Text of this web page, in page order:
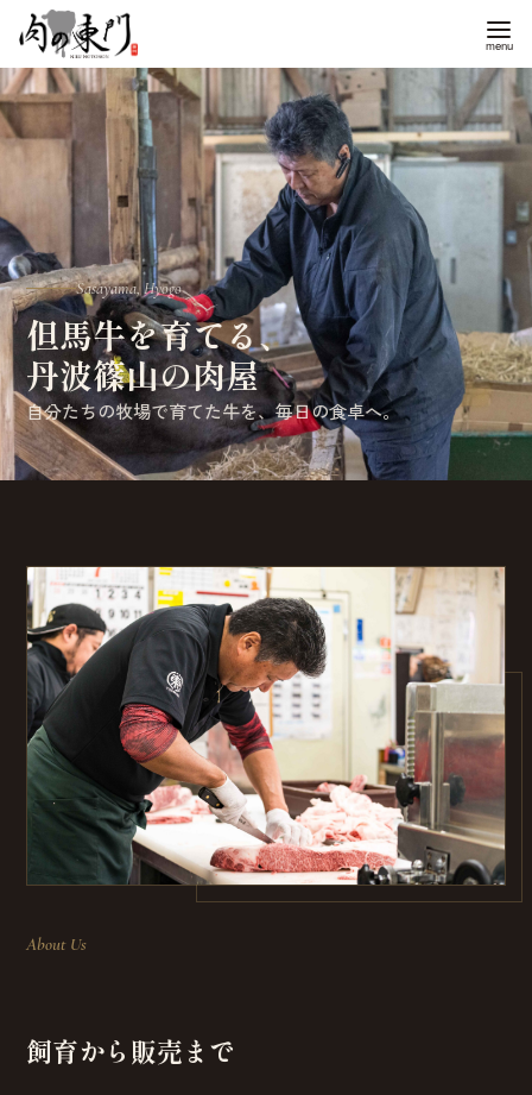
テ
ン
ツ
移
動
Sasayama, Hyogo
但馬牛を育てる、
丹波篠山の肉屋
自分たちの牧場で育てた牛を、毎日の食卓へ。
About Us
飼育から販売まで